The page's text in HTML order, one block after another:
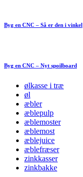
Byg en CNC – Så er den i vinkel
Byg en CNC – Nyt spoilboard
ølkasse i træ
øl
æbler
æblepulp
æblemoster
æblemost
æblejuice
æblefræser
zinkkasser
zinkbakke